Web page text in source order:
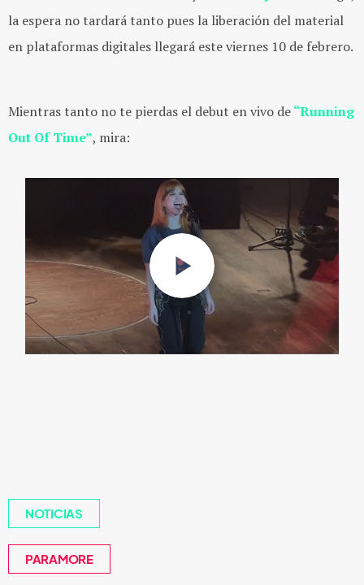
la espera no tardará tanto pues la liberación del material
en plataformas digitales llegará este viernes 10 de febrero.
Mientras tanto no te pierdas el debut en vivo de“Running
Out Of Time”, mira:
NOTICIAS
PARAMORE